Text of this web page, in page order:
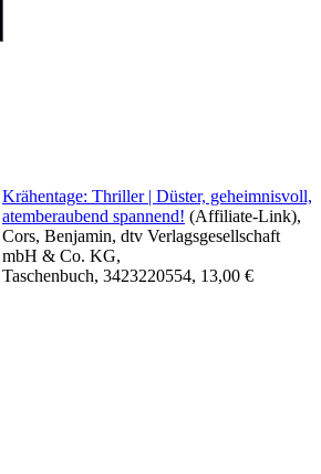
Krähentage: Thriller | Düster, geheimnisvoll,
atemberaubend spannend! (Affiliate-Link),
Cors, Benjamin, dtv Verlagsgesellschaft
mbH & Co. KG,
Taschenbuch, 3423220554, 13,00 €